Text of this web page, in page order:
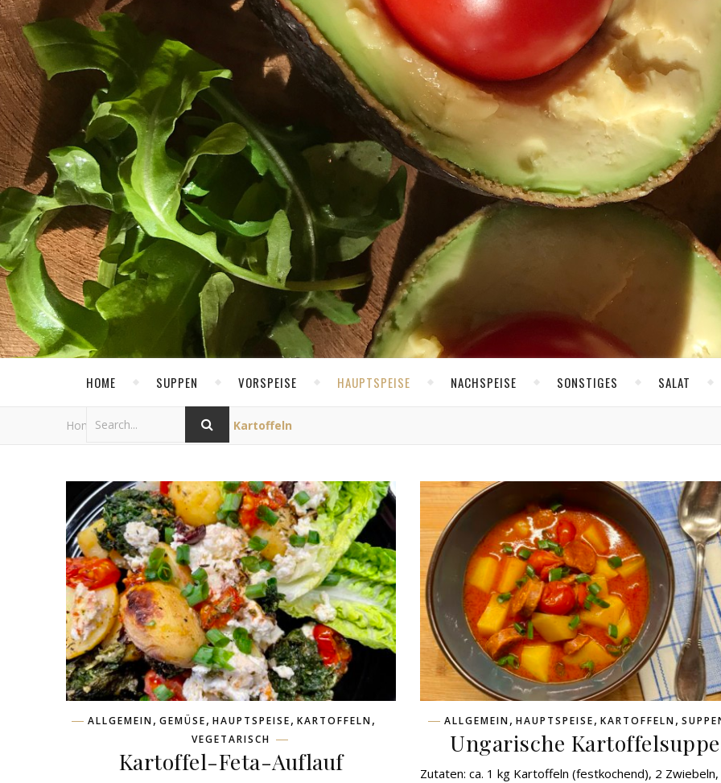
HOME SUPPEN VORSPEISE HAUPTSPEISE NACHSPEISE SONSTIGES SALAT
Home / Category Archives: Kartoffeln
ALLGEMEIN, GEMÜSE, HAUPTSPEISE, KARTOFFELN,
VEGETARISCH
Kartoffel-Feta-Auflauf
ALLGEMEIN, HAUPTSPEISE, KARTOFFELN,
Ungarische Kartoffelsuppe
Zutaten: ca. 1 kg Kartoffeln (festkochend), 2 Zwiebeln,